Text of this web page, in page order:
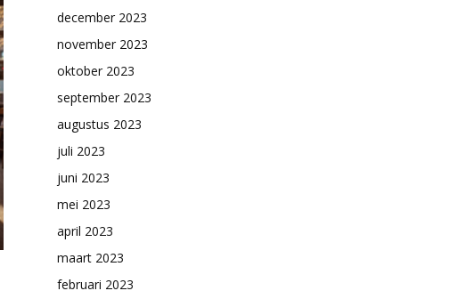
december 2023
november 2023
oktober 2023
september 2023
augustus 2023
juli 2023
juni 2023
mei 2023
april 2023
maart 2023
februari 2023